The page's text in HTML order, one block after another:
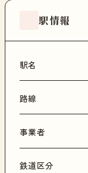
駅情報
駅名
路線
事業者
鉄道区分